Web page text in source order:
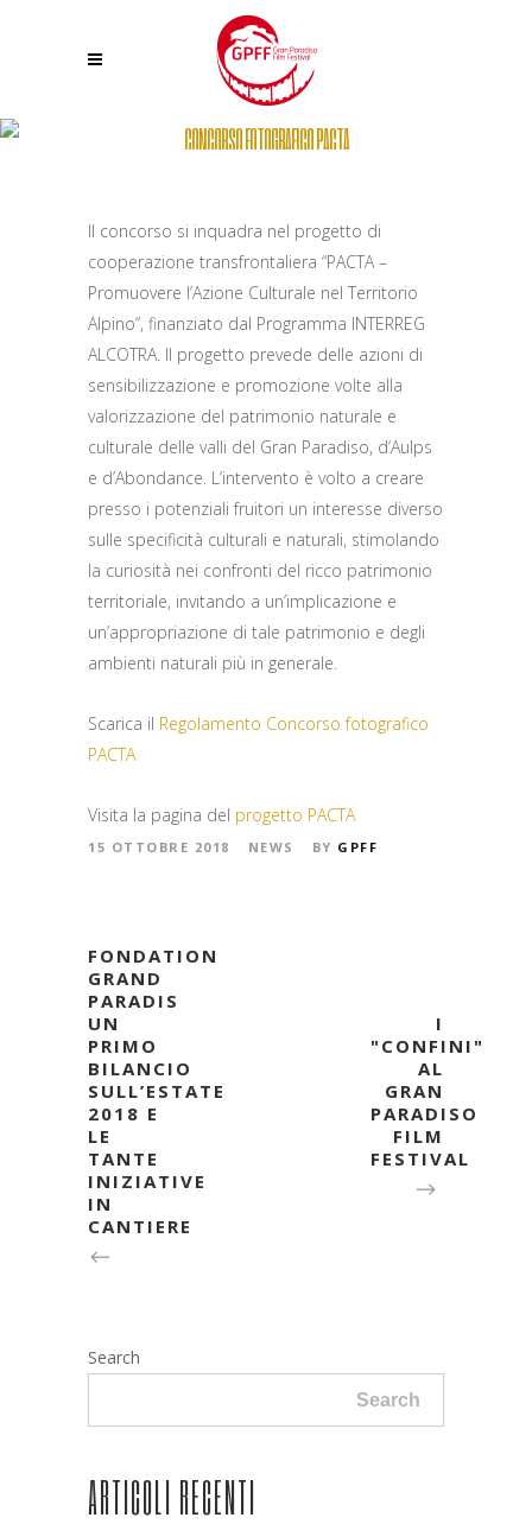
CONCORSO FOTOGRAFICO PACTA
Il concorso si inquadra nel progetto di
cooperazione transfrontaliera “PACTA –
Promuovere l’Azione Culturale nel Territorio
Alpino”, finanziato dal Programma INTERREG
ALCOTRA. Il progetto prevede delle azioni di
sensibilizzazione e promozione volte alla
valorizzazione del patrimonio naturale e
culturale delle valli del Gran Paradiso, d’Aulps
e d’Abondance. L’intervento è volto a creare
presso i potenziali fruitori un interesse diverso
sulle specificità culturali e naturali, stimolando
la curiosità nei confronti del ricco patrimonio
territoriale, invitando a un’implicazione e
un’appropriazione di tale patrimonio e degli
ambienti naturali più in generale.
Scarica il Regolamento Concorso fotografico
PACTA
Visita la pagina del progetto PACTA
15 OTTOBRE 2018 NEWS BY GPFF
FONDATION
GRAND
PARADIS
UN
PRIMO
BILANCIO
SULL’ESTATE
2018 E
LE
TANTE
INIZIATIVE
IN
CANTIERE
I
"CONFINI"
AL
GRAN
PARADISO
FILM
FESTIVAL
Search
Search
ARTICOLI RECENTI